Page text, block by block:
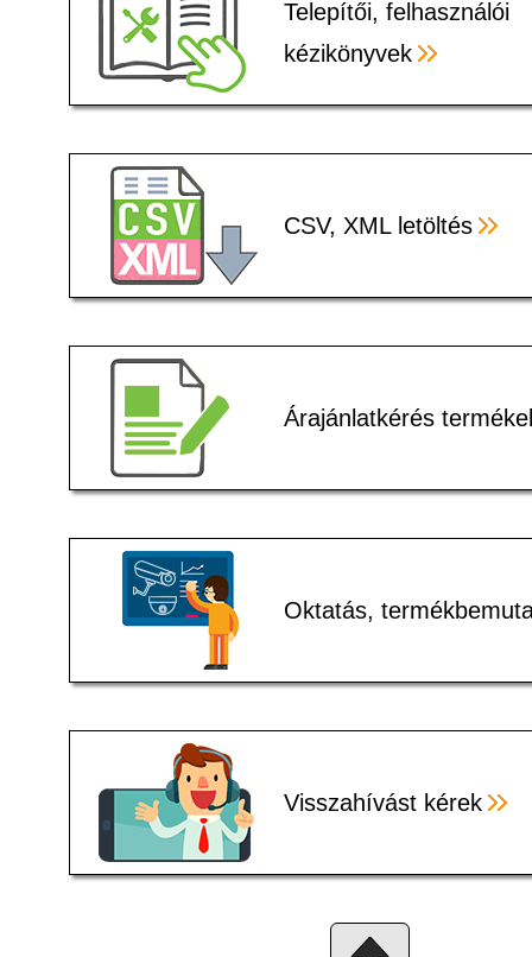
Telepítői, felhasználói
kézikönyvek
CSV, XML letöltés
Árajánlatkérés
Oktatás,
Visszahívást kérek